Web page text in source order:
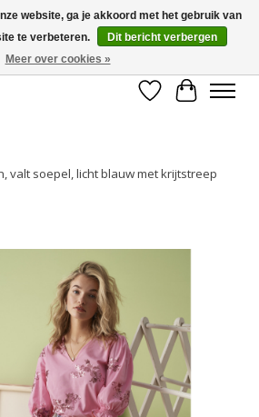
voor BE - €75 voor NL - After pay mogelijk!
Verlanglijst
valt soepel, licht blauw met krijtstreep
slideshow Items
website, ga je akkoord met het gebruik van
te verbeteren.
Dit bericht verbergen
Meer over cookies »